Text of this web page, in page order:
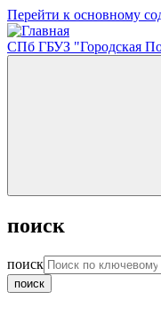
Перейти к основному
СПб ГБУЗ "Городская
поиск
поиск